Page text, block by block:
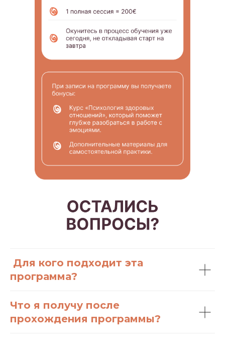
Для кого подходит эта
программа?
Что я получу после
прохождения программы?